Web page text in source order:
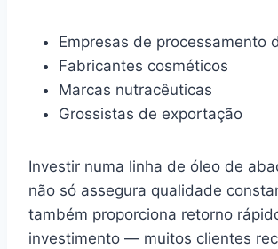
Empresas de processamento
Fabricantes cosméticos
Marcas nutracêuticas
Grossistas de exportação
Investir numa linha de óleo de
não só assegura qualidade
também proporciona retorno
investimento — muitos clientes